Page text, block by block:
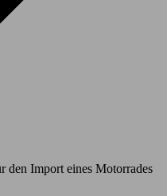
den Import eines Motorrades